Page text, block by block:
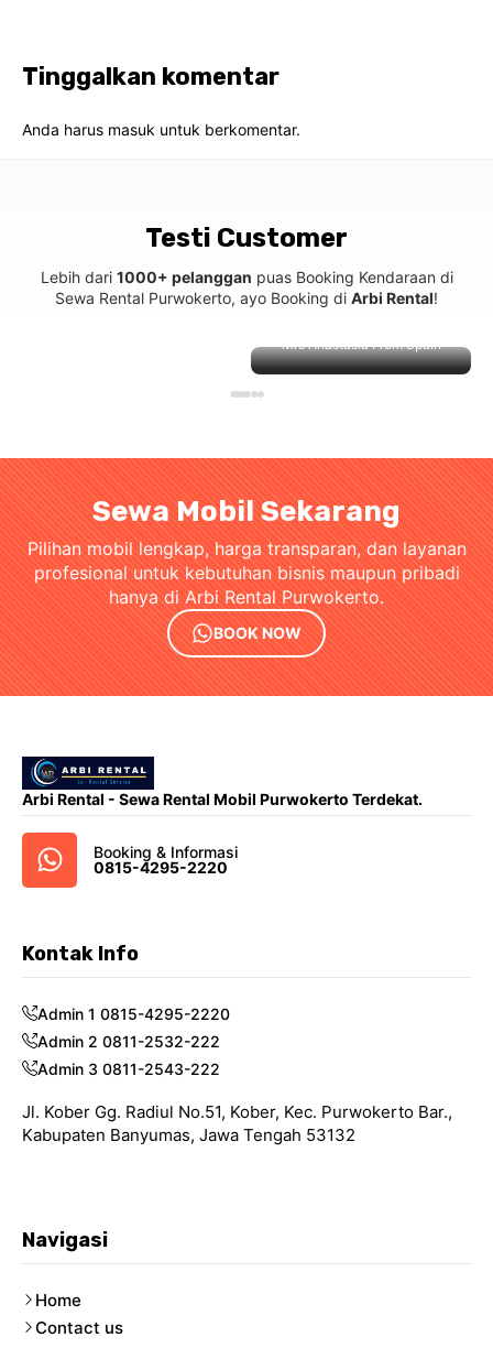
Tinggalkan komentar
Anda harus masuk untuk berkomentar.
Testi Customer
Lebih dari 1000+ pelanggan puas Booking Kendaraan di
Sewa Rental Purwokerto, ayo Booking di Arbi Rental!
Mrs Anastasia From Spain
Sewa Mobil Sekarang
Pilihan mobil lengkap, harga transparan, dan layanan
profesional untuk kebutuhan bisnis maupun pribadi
hanya di Arbi Rental Purwokerto.
BOOK NOW
Arbi Rental - Sewa Rental Mobil Purwokerto Terdekat.
Booking & Informasi
0815-4295-2220
Kontak Info
Admin 1 0815-4295-2220
Admin 2 0811-2532-222
Admin 3 0811-2543-222
Jl. Kober Gg. Radiul No.51, Kober, Kec. Purwokerto Bar.,
Kabupaten Banyumas, Jawa Tengah 53132
Navigasi
Home
Contact us